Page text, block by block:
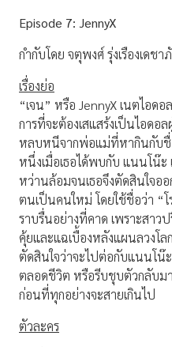
Episode 7: JennyX
กำกับโดย จตุพงศ์ รุ่งเรืองเดชา
เรื่องย่อ
“เจน” หรือ JennyX เนตไอด
การที่จะต้องเสแสร้งเป็นไอดอ
หลบหนีจากพ่อแม่ที่หากินกับชื่
หนึ่งเมื่อเธอได้พบกับ แนนโน๊
หว่านล้อมจนเธอจึงตัดสินใจอ
ตนเป็นคนใหม่ โดยใช้ชื่อว่า
ราบรื่นอย่างที่คาด เพราะสาว
คุ้ยและแฉเบื้องหลังแผนลวงโ
ตัดสินใจว่าจะไปต่อกับแนนโ
ตลอดชีวิต หรือรีบชุบตัวกลับม
ก่อนที่ทุกอย่างจะสายเกินไป
ตัวละคร